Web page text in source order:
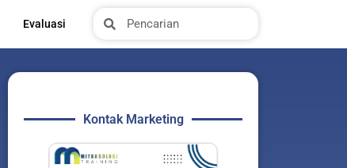
Evaluasi SearchSearch
Kontak Marketing